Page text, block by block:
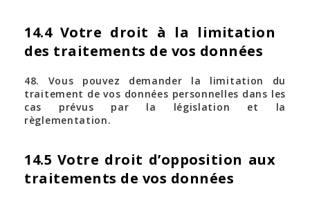
14.4 Votre droit à la limitation
des traitements de vos données
48. Vous pouvez demander la limitation du
traitement de vos données personnelles dans les
cas prévus par la législation et la
règlementation.
14.5 Votre droit d’opposition aux
traitements de vos données